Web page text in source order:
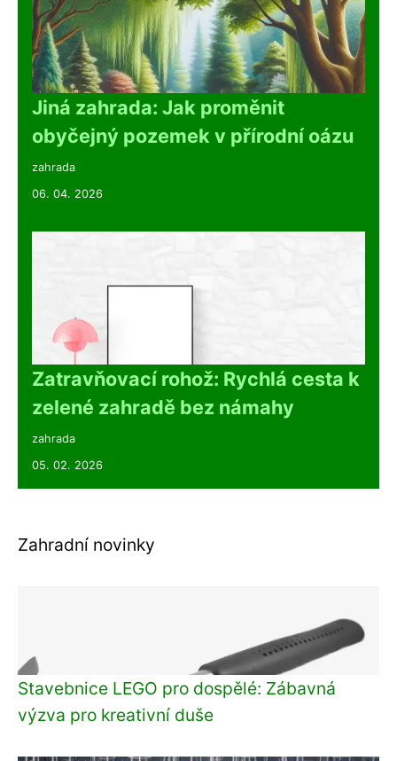
Jiná zahrada: Jak proměnit
obyčejný pozemek v přírodní oázu
zahrada
06. 04. 2026
Zatravňovací rohož: Rychlá cesta k
zelené zahradě bez námahy
zahrada
05. 02. 2026
Zahradní novinky
Stavebnice LEGO pro dospělé: Zábavná
výzva pro kreativní duše